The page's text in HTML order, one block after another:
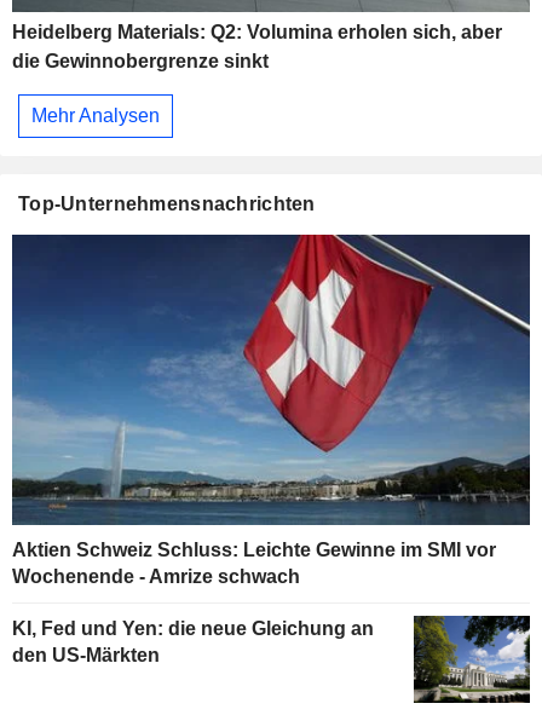
Heidelberg Materials: Q2: Volumina erholen sich, aber
die Gewinnobergrenze sinkt
Mehr Analysen
Top-Unternehmensnachrichten
Aktien Schweiz Schluss: Leichte Gewinne im SMI vor
Wochenende - Amrize schwach
KI, Fed und Yen: die neue Gleichung an
den US-Märkten